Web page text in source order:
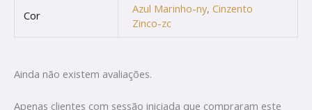
Cor Azul Marinho-ny, Cinzento
Zinco-zc
Ainda não existem avaliações.
Apenas clientes com sessão iniciada que compraram este